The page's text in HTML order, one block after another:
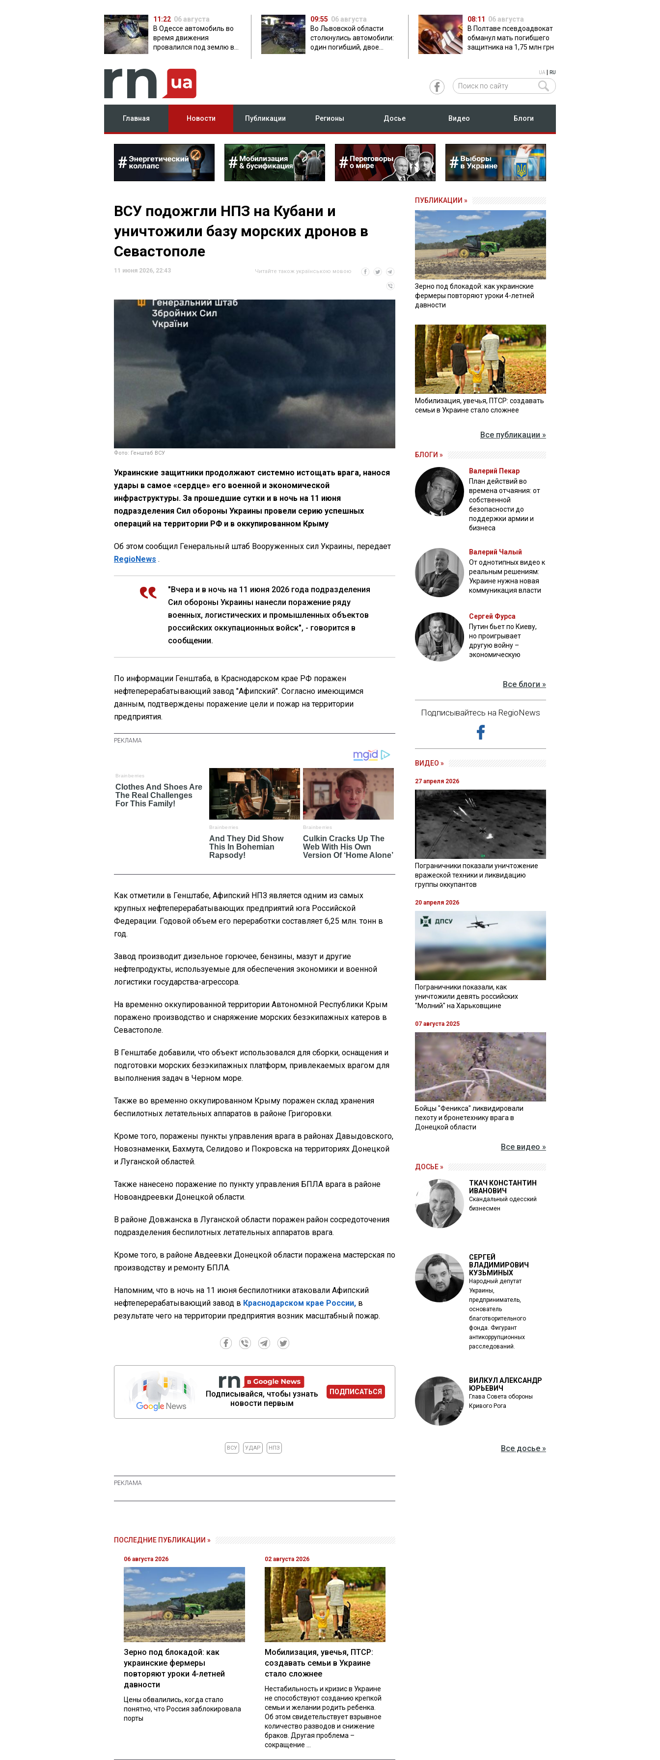
11:22 06 августа
В Одессе автомобиль во
время движения
провалился под землю в
09:55 06 августа
Во Львовской области
столкнулись автомобили:
один погибший, двое
08:11 06 августа
В Полтаве псевдоадвокат
обманул мать погибшего
защитника на 1,75 млн грн
UA RU
Главная Новости Публикации Регионы Досье Видео Блоги
ВСУ подожгли НПЗ на Кубани и
уничтожили базу морских дронов в
Севастополе
11 июня 2026, 22:43 Читайте також українською мовою
Фото: Генштаб ВСУ
Украинские защитники продолжают системно истощать врага, нанося
удары в самое «сердце» его военной и экономической
инфраструктуры. За прошедшие сутки и в ночь на 11 июня
подразделения Сил обороны Украины провели серию успешных
операций на территории РФ и в оккупированном Крыму
Об этом сообщил Генеральный штаб Вооруженных сил Украины, передает
RegioNews .
"Вчера и в ночь на 11 июня 2026 года подразделения
Сил обороны Украины нанесли поражение ряду
военных, логистических и промышленных объектов
российских оккупационных войск", - говорится в
сообщении.
По информации Генштаба, в Краснодарском крае РФ поражен
нефтеперерабатывающий завод "Афипский". Согласно имеющимся
данным, подтверждены поражение цели и пожар на территории
предприятия.
Как отметили в Генштабе, Афипский НПЗ является одним из самых
крупных нефтеперерабатывающих предприятий юга Российской
Федерации. Годовой объем его переработки составляет 6,25 млн. тонн в
год.
Завод производит дизельное горючее, бензины, мазут и другие
нефтепродукты, используемые для обеспечения экономики и военной
логистики государства-агрессора.
На временно оккупированной территории Автономной Республики Крым
поражено производство и снаряжение морских безэкипажных катеров в
Севастополе.
В Генштабе добавили, что объект использовался для сборки, оснащения и
подготовки морских безэкипажных платформ, привлекаемых врагом для
выполнения задач в Черном море.
Также во временно оккупированном Крыму поражен склад хранения
беспилотных летательных аппаратов в районе Григоровки.
Кроме того, поражены пункты управления врага в районах Давыдовского,
Новознаменки, Бахмута, Селидово и Покровска на территориях Донецкой
и Луганской областей.
Также нанесено поражение по пункту управления БПЛА врага в районе
Новоандреевки Донецкой области.
В районе Довжанска в Луганской области поражен район сосредоточения
подразделения беспилотных летательных аппаратов врага.
Кроме того, в районе Авдеевки Донецкой области поражена мастерская по
производству и ремонту БПЛА.
Напомним, что в ночь на 11 июня беспилотники атаковали Афипский
нефтеперерабатывающий завод в Краснодарском крае России, в
результате чего на территории предприятия возник масштабный пожар.
Подписывайся, чтобы узнать
новости первым
ПОДПИСАТЬСЯ
ВСУ УДАР НПЗ
ПОСЛЕДНИЕ ПУБЛИКАЦИИ »
06 августа 2026
Зерно под блокадой: как
украинские фермеры
повторяют уроки 4-летней
давности
Цены обвалились, когда стало
понятно, что Россия заблокировала
порты
02 августа 2026
Мобилизация, увечья, ПТСР:
создавать семьи в Украине
стало сложнее
Нестабильность и кризис в Украине
не способствуют созданию крепкой
семьи и желании родить ребенка.
Об этом свидетельствует взрывное
количество разводов и снижение
браков. Другая проблема –
сокращение ...
ПУБЛИКАЦИИ »
Зерно под блокадой: как украинские
фермеры повторяют уроки 4-летней
давности
Мобилизация, увечья, ПТСР: создавать
семьи в Украине стало сложнее
Все публикации »
БЛОГИ »
Валерий Пекар
План действий во
времена отчаяния: от
собственной
безопасности до
поддержки армии и
бизнеса
Валерий Чалый
От однотипных видео к
реальным решениям:
Украине нужна новая
коммуникация власти
Сергей Фурса
Путин бьет по Киеву,
но проигрывает
другую войну –
экономическую
Все блоги »
Подписывайтесь на RegioNews
ВИДЕО »
27 апреля 2026
Пограничники показали уничтожение
вражеской техники и ликвидацию
группы оккупантов
20 апреля 2026
Пограничники показали, как
уничтожили девять российских
"Молний" на Харьковщине
07 августа 2025
Бойцы "Феникса" ликвидировали
пехоту и бронетехнику врага в
Донецкой области
Все видео »
ДОСЬЕ »
ТКАЧ КОНСТАНТИН
ИВАНОВИЧ
Скандальный одесский
бизнесмен
СЕРГЕЙ
ВЛАДИМИРОВИЧ
КУЗЬМИНЫХ
Народный депутат
Украины,
предприниматель,
основатель
благотворительного
фонда. Фигурант
антикоррупционных
расследований.
ВИЛКУЛ АЛЕКСАНДР
ЮРЬЕВИЧ
Глава Совета обороны
Кривого Рога
Все досье »